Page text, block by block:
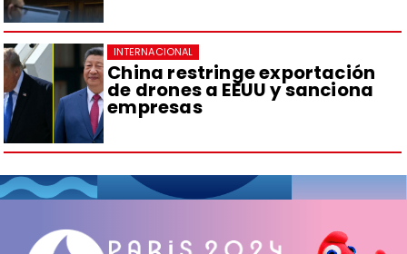
China restringe exportación
de drones a EEUU y sanciona
empresas
INTERNACIONAL